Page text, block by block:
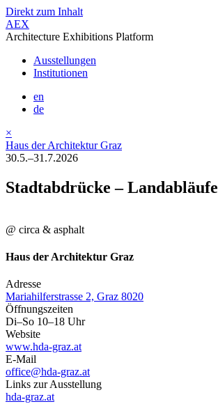
Direkt zum Inhalt
AEX
Architecture Exhibitions Platform
Ausstellungen
Institutionen
en
de
×
Haus der Architektur Graz
30.5.–31.7.2026
Stadtabdrücke – Landabläufe
@ circa & asphalt
Haus der Architektur Graz
Adresse
Mariahilferstrasse 2, Graz 8020
Öffnungszeiten
Di–So 10–18 Uhr
Website
www.hda-graz.at
E-Mail
office@hda-graz.at
Links zur Ausstellung
hda-graz.at